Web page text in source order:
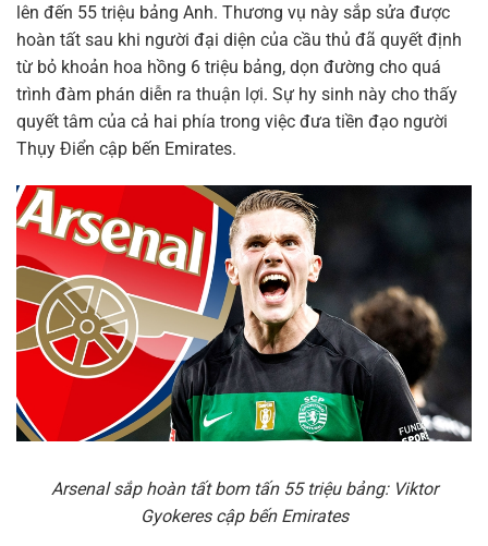
lên đến 55 triệu bảng Anh. Thương vụ này sắp sửa được
hoàn tất sau khi người đại diện của cầu thủ đã quyết định
từ bỏ khoản hoa hồng 6 triệu bảng, dọn đường cho quá
trình đàm phán diễn ra thuận lợi. Sự hy sinh này cho thấy
quyết tâm của cả hai phía trong việc đưa tiền đạo người
Thụy Điển cập bến Emirates.
Arsenal sắp hoàn tất bom tấn 55 triệu bảng: Viktor
Gyokeres cập bến Emirates